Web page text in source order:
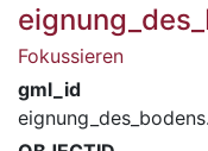
Fokussieren
gml_id